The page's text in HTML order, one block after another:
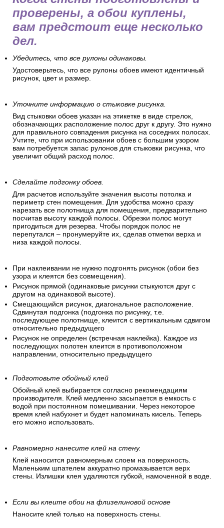
проверены, а обои куплены,
вам предстоит еще несколько
дел.
Убедитесь, что все рулоны одинаковы.
Удостоверьтесь, что все рулоны обоев имеют идентичный
рисунок, цвет и размер.
Уточните информацию о стыковке рисунка.
Вид стыковки обоев указан на этикетке в виде стрелок,
обозначающих расположение полос друг к другу. Это нужно
для правильного совпадения рисунка на соседних полосах.
Учтите, что при использовании обоев с большим узором
вам потребуется запас рулонов для стыковки рисунка, что
увеличит общий расход полос.
Сделайте подгонку обоев.
Для расчетов используйте значения высоты потолка и
периметр стен помещения. Для удобства можно сразу
нарезать все полотнища для помещения, предварительно
посчитав высоту каждой полосы. Обрезки полос могут
пригодиться для резерва. Чтобы порядок полос не
перепутался – пронумеруйте их, сделав отметки верха и
низа каждой полосы.
При наклеивании не нужно подгонять рисунок (обои без
узора и клеятся без совмещения).
Рисунок прямой (одинаковые рисунки стыкуются друг с
другом на одинаковой высоте).
Смещающийся рисунок, диагональное расположение.
Сдвинутая подгонка (подгонка по рисунку, т.е.
последующее полотнище, клеится с вертикальным сдвигом
относительно предыдущего
Рисунок не определен (встречная наклейка). Каждое из
последующих полотен клеится в противоположном
направлении, относительно предыдущего
Подготовьте обойный клей
Обойный клей выбирается согласно рекомендациям
производителя. Клей медленно засыпается в емкость с
водой при постоянном помешивании. Через некоторое
время клей набухнет и будет напоминать кисель. Теперь
его можно использовать.
Равномерно нанесите клей на стену.
Клей наносится равномерным слоем на поверхность.
Маленьким шпателем аккуратно промазывается верх
стены. Излишки клея удаляются губкой, намоченной в воде.
Если вы клеите обои на флизелиновой основе
Наносите клей только на поверхность стены.